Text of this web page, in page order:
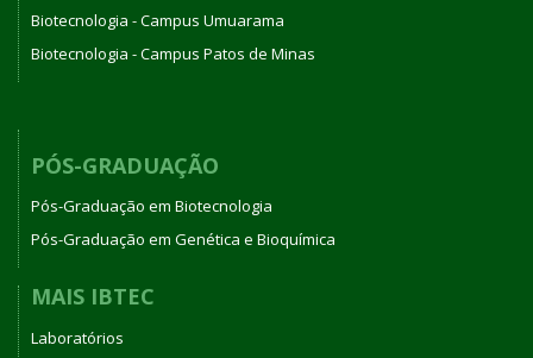
Biotecnologia - Campus Umuarama
Biotecnologia - Campus Patos de Minas
PÓS-GRADUAÇÃO
Pós-Graduação em Biotecnologia
Pós-Graduação em Genética e Bioquímica
MAIS IBTEC
Laboratórios